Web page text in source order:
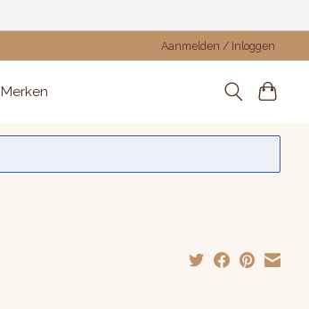
Aanmelden / Inloggen
Merken